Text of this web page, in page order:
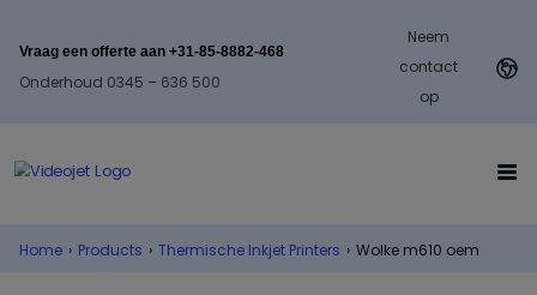
Vraag een offerte aan +31-85-8882-468
Onderhoud 0345 – 636 500
Neem
contact
op
Home › Products › Thermische Inkjet Printers › Wolke m610 oem